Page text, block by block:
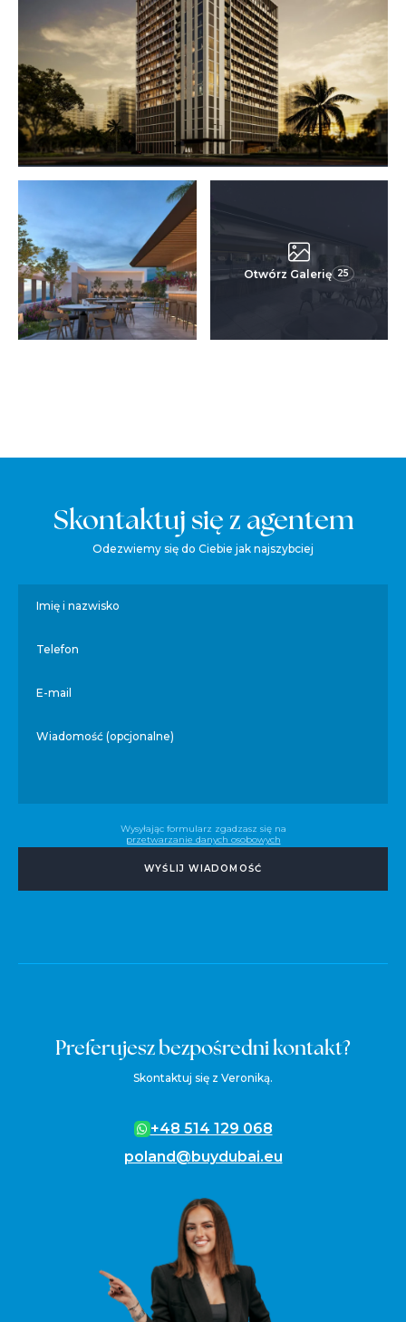
Otwórz Galerię 25
Skontaktuj się z agentem
Odezwiemy się do Ciebie jak najszybciej
Imię i nazwisko
Telefon
E-mail
Wiadomość (opcjonalne)
Wysyłając formularz zgadzasz się na
przetwarzanie danych osobowych
WYŚLIJ WIADOMOŚĆ
Preferujesz bezpośredni kontakt?
Skontaktuj się z Veroniką.
+48 514 129 068
poland@buydubai.eu